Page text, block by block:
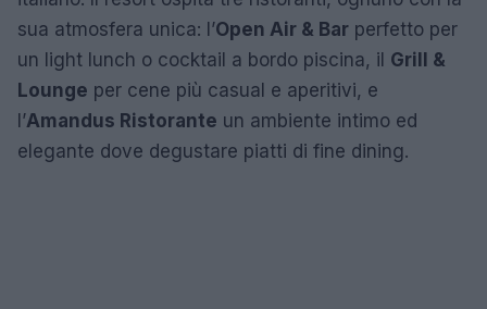
sua atmosfera unica: l’Open Air & Bar perfetto per
un light lunch o cocktail a bordo piscina, il Grill &
Lounge per cene più casual e aperitivi, e
l’Amandus Ristorante un ambiente intimo ed
elegante dove degustare piatti di fine dining.